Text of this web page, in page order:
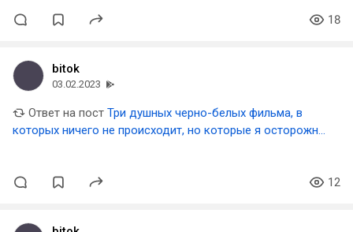
18
bitok
03.02.2023
Ответ на пост Три душных черно-белых фильма, в
которых ничего не происходит, но которые я осторожно
12